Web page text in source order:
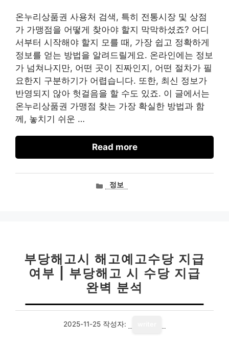
온누리상품권 사용처 검색, 특히 전통시장 및 상점
가 가맹점을 어떻게 찾아야 할지 막막하셨죠? 어디
서부터 시작해야 할지 모를 때, 가장 쉽고 정확하게
정보를 얻는 방법을 알려드릴게요. 온라인에는 정보
가 넘쳐나지만, 어떤 곳이 진짜인지, 어떤 절차가 필
요한지 구분하기가 어렵습니다. 또한, 최신 정보가
반영되지 않아 헛걸음을 할 수도 있죠. 이 글에서는
온누리상품권 가맹점 찾는 가장 확실한 방법과 함
께, 놓치기 쉬운 …
Read more
카정보
부당해고시 해고예고수당 지급
여부 | 부당해고 시 수당 지급
완벽 분석
2025-11-25 작성자: